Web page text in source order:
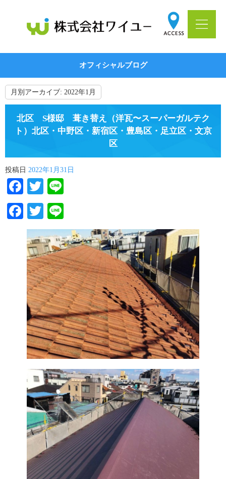
オフィシャルブログ
月別アーカイブ: 2022年1月
北区 S様邸 葺き替え（洋瓦〜スーパーガルテク
ト）北区・中野区・新宿区・豊島区・足立区・文京
区
投稿日 2022年1月31日
Facebook
Twitter
Facebook
Twitter